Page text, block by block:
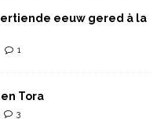
eeuw gered à la
1
Tora
3